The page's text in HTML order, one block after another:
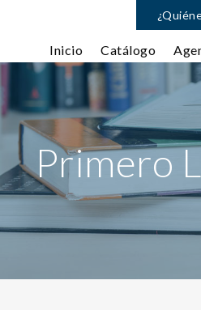
Inicio Catálogo
Primero